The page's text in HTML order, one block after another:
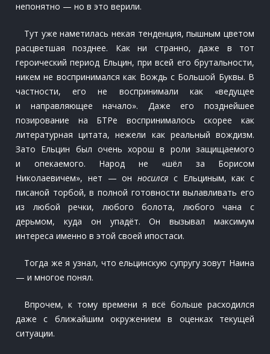
непонятно — но в это верили.
Тут уже наметилась некая тенденция, пышным цветом
расцветшая позднее. Как ни странно, даже в тот
героический период Ельцин, при всей его брутальности,
никем не воспринимался как Вождь с Большой Буквы. В
частности, его не воспринимали как «ведущее
и направляющее начало». Даже его позднейшее
позирование на БТРе воспринималось скорее как
литературная цитата, нежели как реальный вождизм.
Зато Ельцин был очень хорош в роли защищаемого
и опекаемого. Народ не «шёл за Борисом
Николаевичем», нет — он носился с Ельциным, как с
писаной торбой, в полной готовности вылавливать его
из любой речки, любого болота, любого чана с
дерьмом, куда он упадёт. Он вызывал максимум
интереса именно в этой своей ипостаси.
Тогда же я узнал, что ельцинскую супругу зовут Наина
— и многое понял.
Впрочем, к тому времени я всё больше расходился
даже с ближайшим окружением в оценках текущей
ситуации.